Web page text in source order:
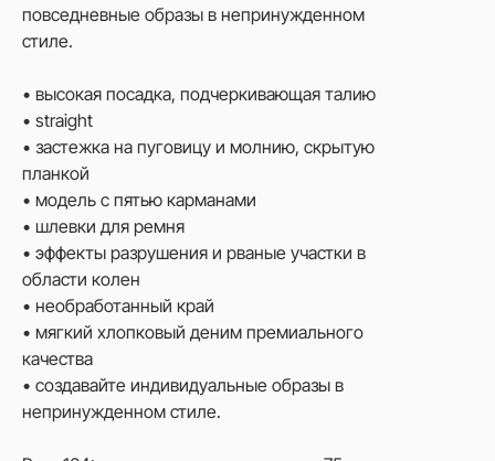
повседневные образы в непринужденном
стиле.
• высокая посадка, подчеркивающая талию
• straight
• застежка на пуговицу и молнию, скрытую
планкой
• модель с пятью карманами
• шлевки для ремня
• эффекты разрушения и рваные участки в
области колен
• необработанный край
• мягкий хлопковый деним премиального
качества
• создавайте индивидуальные образы в
непринужденном стиле.